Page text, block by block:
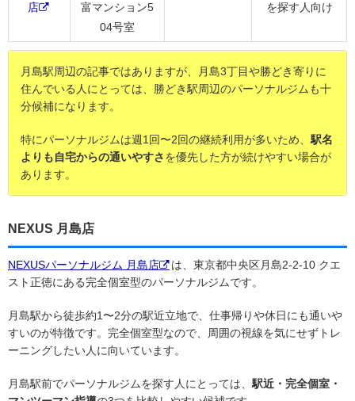
店
富マンション5
04号室
を探す人向け
月島駅周辺の記事ではありますが、月島3丁目や勝どき寄りに
住んでいる人にとっては、勝どき駅周辺のパーソナルジムも十
分候補になります。
特にパーソナルジムは週1回〜2回の継続利用が多いため、駅名
よりも自宅からの通いやすさを優先した方が続けやすい場合が
あります。
NEXUS 月島店
NEXUSパーソナルジム 月島店
は、東京都中央区月島2-2-10 クエ
スト正徳にある完全個室型のパーソナルジムです。
月島駅から徒歩約1〜2分の駅近立地で、仕事帰りや休日にも通いや
すいのが特徴です。完全個室型なので、周囲の視線を気にせずトレ
ーニングしたい人に向いています。
月島駅前でパーソナルジムを探す人にとっては、駅近・完全個室・